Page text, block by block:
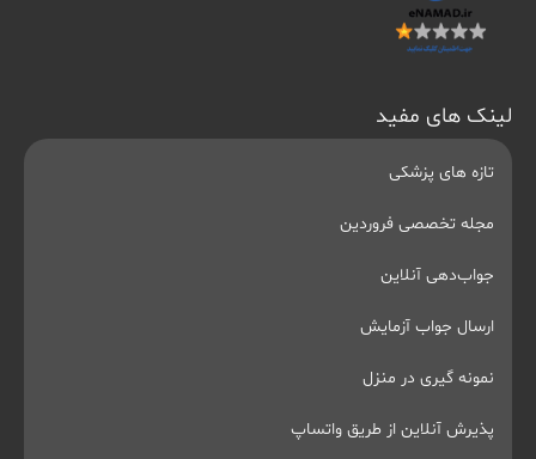
لینک های مفید
تازه های پزشکی
مجله تخصصی فروردین
جواب‌دهی آنلاین
ارسال جواب آزمایش
نمونه گیری در منزل
پذیرش آنلاین از طریق واتساپ